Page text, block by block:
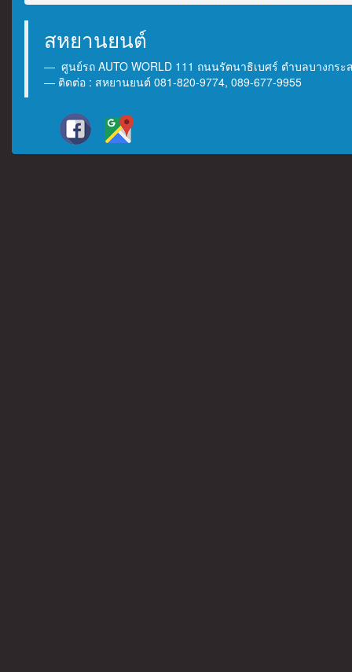
สหยานยนต์
ศูนย์รถ AUTO WORLD 111 ถนนรัตนาธิเบศร์ ตำบลบางกร
ติดต่อ : สหยานยนต์ 081-820-9774, 089-677-9955